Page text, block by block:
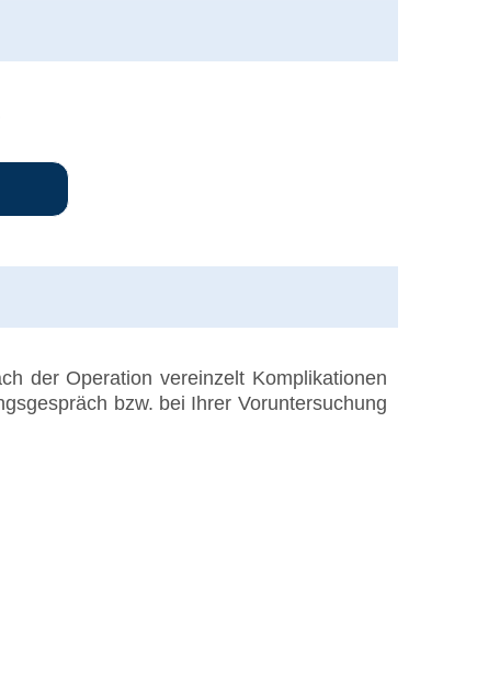
der Operation vereinzelt Komplikationen
bzw. bei Ihrer Voruntersuchung